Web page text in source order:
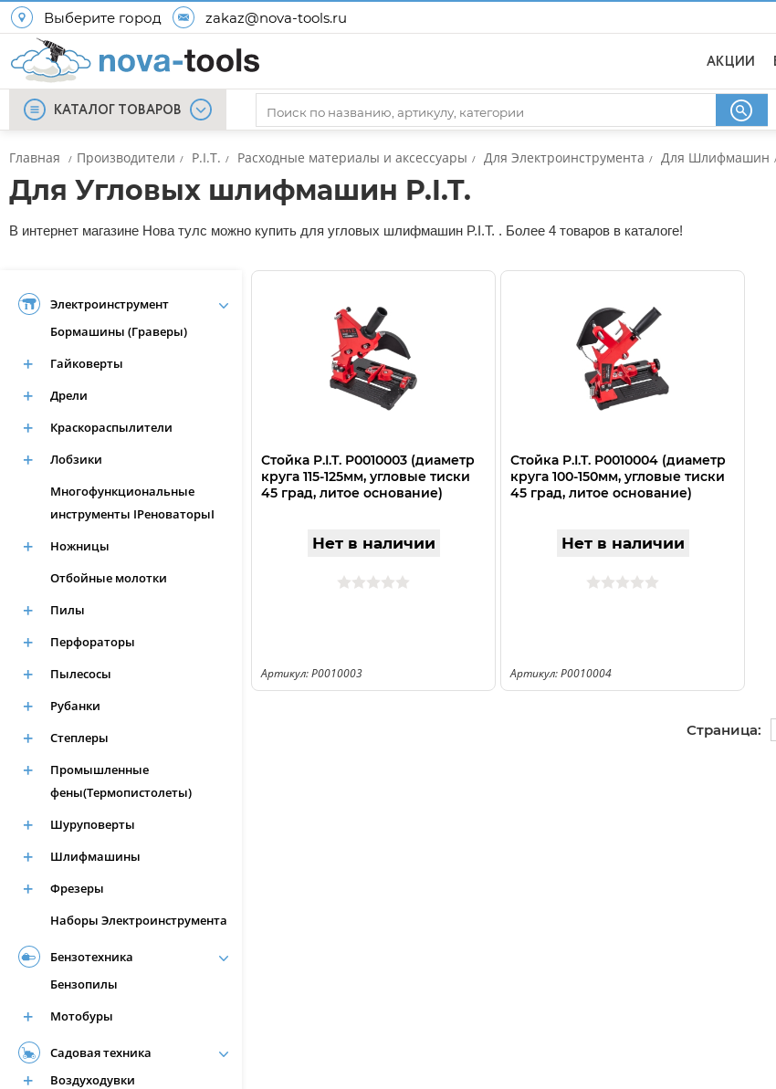
Выберите город zakaz@nova-tools.ru
АКЦИИ
КАТАЛОГ ТОВАРОВ
Главная / Производители / P.I.T. / Расходные материалы и аксессуары / Для Электроинструмента / Для Шлифмашин
Для Угловых шлифмашин P.I.T.
В интернет магазине Нова тулс можно купить для угловых шлифмашин P.I.T. . Более 4 товаров в каталоге!
Электроинструмент
Бормашины (Граверы)
Гайковерты
Дрели
Краскораспылители
Лобзики
Многофункциональные
инструменты IРеноваторыI
Ножницы
Отбойные молотки
Пилы
Перфораторы
Пылесосы
Рубанки
Степлеры
Промышленные
фены(Термопистолеты)
Шуруповерты
Шлифмашины
Фрезеры
Наборы Электроинcтрумента
Бензотехника
Бензопилы
Мотобуры
Садовая техника
Воздуходувки
Стойка P.I.T. P0010003 (диаметр
круга 115-125мм, угловые тиски
45 град, литое основание)
Нет в наличии
Артикул: P0010003
Стойка P.I.T. P0010004 (диаметр
круга 100-150мм, угловые тиски
45 град, литое основание)
Нет в наличии
Артикул: P0010004
Страница: